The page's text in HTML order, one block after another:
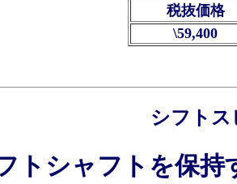
税抜価格
\59,400
シフト
トシャフトを保